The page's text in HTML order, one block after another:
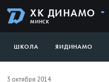
ХК ДИНАМО
МИНСК
ШКОЛА ЯИДИНАМО
3 октября 2014